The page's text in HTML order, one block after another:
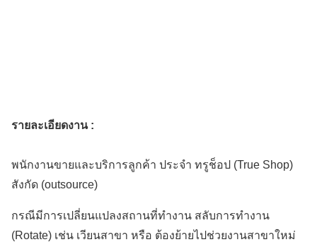
รายละเอียดงาน :
พนักงานขายและบริการลูกค้า ประจำ ทรูช็อป (True Shop)
สังกัด (outsource)
กรณีมีการเปลี่ยนแปลงสถานที่ทำงาน สลับการทำงาน
(Rotate) เช่น เวียนสาขา หรือ ต้องย้ายไปช่วยงานสาขาใหม่